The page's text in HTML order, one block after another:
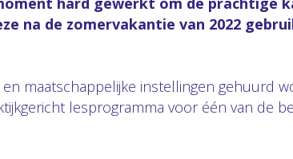
na de zomervakantie van 2022
maatschappelijke instellingen gehuurd
lesprogramma voor één van de